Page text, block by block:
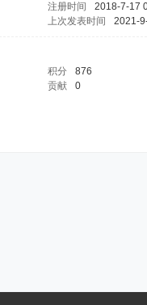
注册时间 2018-7-17
上次发表时间 2021-
积分 876
贡献 0